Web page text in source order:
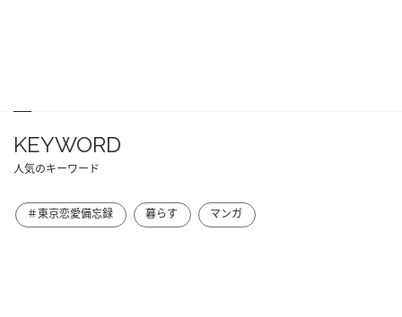
KEYWORD
人気のキーワード
＃東京恋愛備忘録 暮らす マンガ